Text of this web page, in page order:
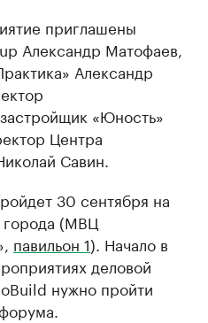
приглашены
Александр Матофаев,
Александр
«Юность»
Центра
Савин.
30 сентября на
города (МВЦ
павильон 1). Начало в
деловой
нужно пройти